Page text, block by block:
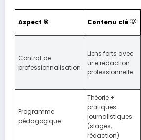
Aspect 🎯 Contenu clé 💡
Contrat de
professionnalisation
Liens forts avec
une rédaction
professionnelle
Programme
pédagogique
Théorie +
pratiques
journalistiques
(stages,
rédaction)